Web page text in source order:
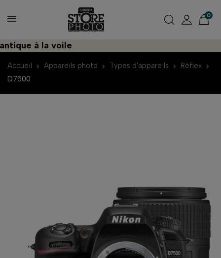
0
à la voile
Accueil Appareils photo Types d'appareils
Réflex
D7500